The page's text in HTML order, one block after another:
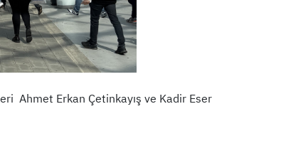
Ahmet Erkan Çetinkayış ve Kadir Eser